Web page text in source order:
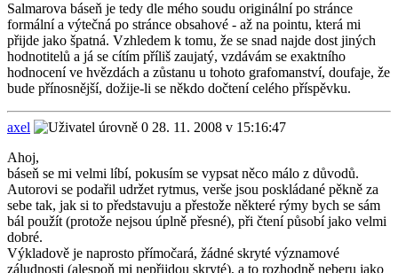
Salmarova báseň je tedy dle mého soudu originální po stránce
formální a výtečná po stránce obsahové - až na pointu, která mi
přijde jako špatná. Vzhledem k tomu, že se snad najde dost jiných
hodnotitelů a já se cítím příliš zaujatý, vzdávám se exaktního
hodnocení ve hvězdách a zůstanu u tohoto grafomanství, doufaje, že
bude přínosnější, dožije-li se někdo dočtení celého příspěvku.
axel
28. 11. 2008 v 15:16:47
Ahoj,
báseň se mi velmi líbí, pokusím se vypsat něco málo z důvodů.
Autorovi se podařil udržet rytmus, verše jsou poskládané pěkně za
sebe tak, jak si to představuju a přestože některé rýmy bych se sám
bál použít (protože nejsou úplně přesné), při čtení působí jako velmi
dobré.
Výkladově je naprosto přímočará, žádné skryté významové
záludnosti (alespoň mi nepřijdou skryté), a to rozhodně neberu jako